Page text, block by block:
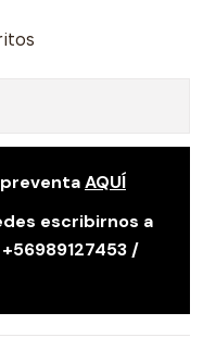
AQUÍ
escribirnos a
/